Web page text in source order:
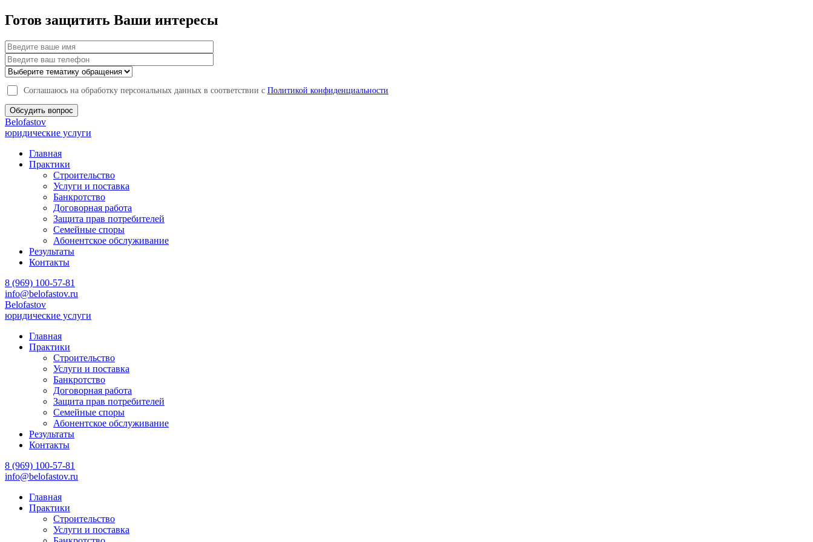
Готов защитить Ваши интересы
Соглашаюсь на обработку персональных данных в соответствии с Политикой конфиденциальности
Обсудить вопрос
Belofastov
юридические услуги
Главная
Практики
Строительство
Услуги и поставка
Банкротство
Договорная работа
Защита прав потребителей
Семейные споры
Абонентское обслуживание
Результаты
Контакты
8 (969) 100-57-81
info@belofastov.ru
Belofastov
юридические услуги
Главная
Практики
Строительство
Услуги и поставка
Банкротство
Договорная работа
Защита прав потребителей
Семейные споры
Абонентское обслуживание
Результаты
Контакты
8 (969) 100-57-81
info@belofastov.ru
Главная
Практики
Строительство
Услуги и поставка